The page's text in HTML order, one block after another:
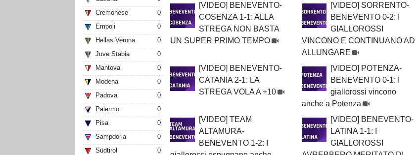
Cremonese
0
Empoli
0
Hellas Verona
0
Juve Stabia
0
Mantova
0
Modena
0
Padova
0
Palermo
0
Pisa
0
Sampdoria
0
Südtirol
0
[VIDEO] BENEVENTO-
COSENZA 1-1: ALLA
STREGA NON BASTA
UN SUPER PRIMO TEMPO
[VIDEO] SORRENTO-
BENEVENTO 0-2: I
GIALLOROSSI
VINCONO E CONTINUANO AD
ALLUNGARE
[VIDEO] BENEVENTO-
CATANIA 2-1: LA
STREGA VOLA A +10
[VIDEO] POTENZA-
BENEVENTO 0-1: I
giallorossi vincono
anche a Potenza
[VIDEO] TEAM
ALTAMURA-
BENEVENTO 1-2: I
[VIDEO] BENEVENTO-
LATINA 1-1: I
GIALLOROSSI